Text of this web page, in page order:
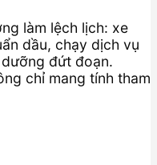
làm lệch lịch: xe
dầu, chạy dịch vụ
đứt đoạn.
chỉ mang tính tham